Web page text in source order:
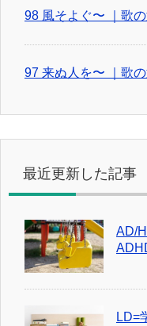
98 風そよぐ〜 ｜歌
97 来ぬ人を〜 ｜歌
最近更新した記事
AD/
LD=